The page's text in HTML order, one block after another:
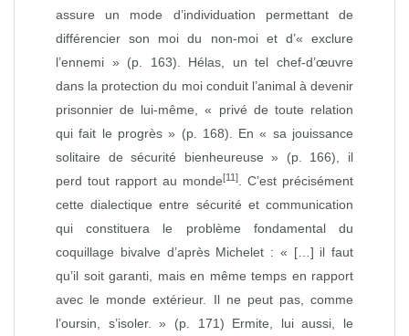
assure un mode d’individuation permettant de
différencier son moi du non‑moi et d’« exclure
l’ennemi » (p. 163). Hélas, un tel chef‑d’œuvre
dans la protection du moi conduit l’animal à devenir
prisonnier de lui‑même, « privé de toute relation
qui fait le progrès » (p. 168). En « sa jouissance
solitaire de sécurité bienheureuse » (p. 166), il
perd tout rapport au monde[11]
. C’est précisément
cette dialectique entre sécurité et communication
qui constituera le problème fondamental du
coquillage bivalve d’après Michelet : « […] il faut
qu’il soit garanti, mais en même temps en rapport
avec le monde extérieur. Il ne peut pas, comme
l’oursin, s’isoler. » (p. 171) Ermite, lui aussi, le